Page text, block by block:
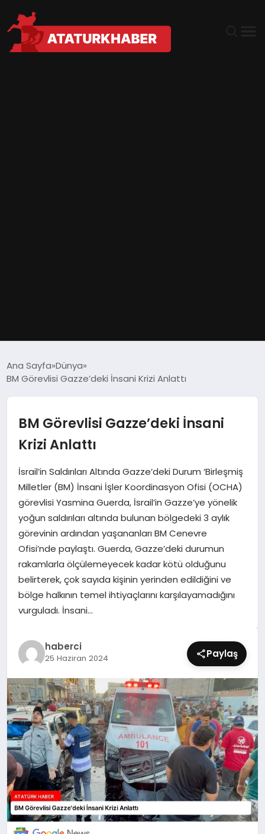
EĞITIM
EKONOMI
MAGAZIN
SAĞLIK
SIYASET
SPOR
TEKNOLOJI
Ana Sayfa Dünya
BM Görevlisi Gazze’deki İnsani Krizi Anlattı
BM Görevlisi Gazze’deki İnsani
Krizi Anlattı
İsrail’in Saldırıları Altında Gazze’deki Durum ‘Birleşmiş
Milletler (BM) İnsani İşler Koordinasyon Ofisi (OCHA)
görevlisi Yasmina Guerda, İsrail’in Gazze’ye yönelik
yoğun saldırıları altında bulunan bölgedeki 3 aylık
görevinin ardından yaşananları BM Cenevre
Ofisi’nde paylaştı. Guerda, Gazze’deki durumun
rakamlarla ölçülemeyecek kadar kötü olduğunu
belirterek, çok sayıda kişinin yerinden edildiğini ve
bölge halkının temel ihtiyaçlarını karşılayamadığını
vurguladı. İnsani…
haberci
25 Haziran 2024 Paylaş